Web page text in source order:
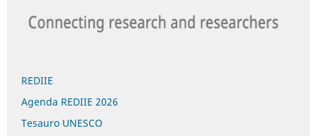
REDIIE
Agenda REDIIE 2026
Tesauro UNESCO